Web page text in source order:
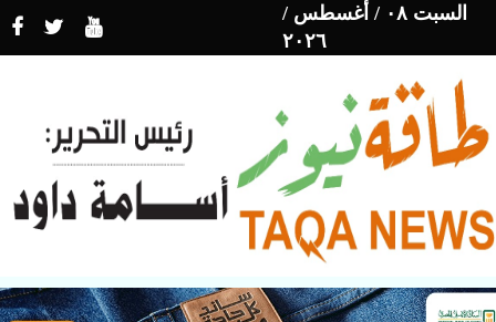
السبت ٠٨ / أغسطس /
٢٠٢٦